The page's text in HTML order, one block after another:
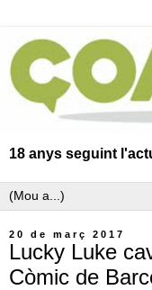
18 anys seguint
20 de març 2017
Lucky Luke
Còmic de